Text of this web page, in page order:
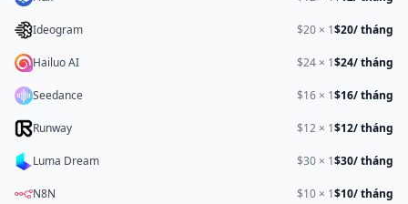
Ideogram $20 × 1$20/ tháng
Hailuo AI $24 × 1$24/ tháng
Seedance $16 × 1$16/ tháng
Runway $12 × 1$12/ tháng
Luma Dream $30 × 1$30/ tháng
N8N $10 × 1$10/ tháng